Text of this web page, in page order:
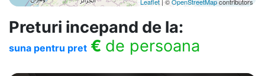
Preturi incepand de la:
suna pentru pret € de persoana